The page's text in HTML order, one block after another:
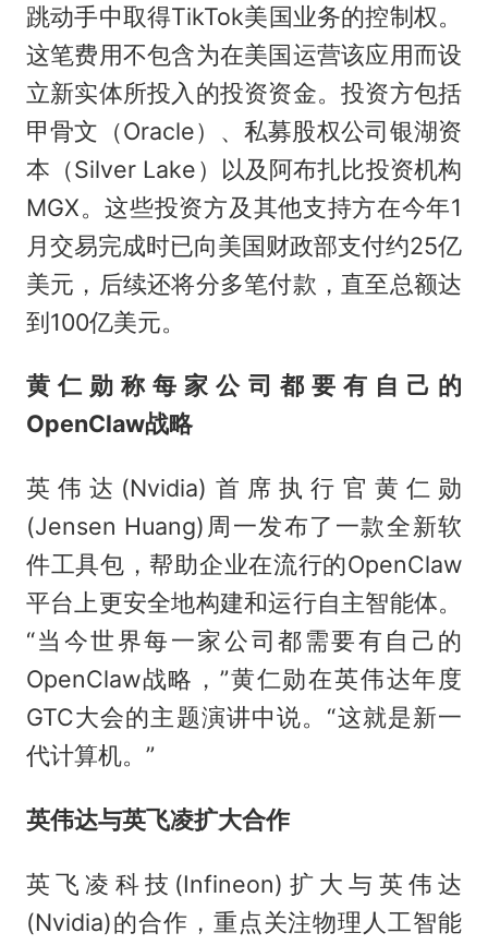
跳动手中取得TikTok美国业务的控制权。
这笔费用不包含为在美国运营该应用而设
立新实体所投入的投资资金。投资方包括
甲骨文（Oracle）、私募股权公司银湖资
本（Silver Lake）以及阿布扎比投资机构
MGX。这些投资方及其他支持方在今年1
月交易完成时已向美国财政部支付约25亿
美元，后续还将分多笔付款，直至总额达
到100亿美元。
黄仁勋称每家公司都要有自己的
OpenClaw战略
英伟达(Nvidia)首席执行官黄仁勋
(Jensen Huang)周一发布了一款全新软
件工具包，帮助企业在流行的OpenClaw
平台上更安全地构建和运行自主智能体。
“当今世界每一家公司都需要有自己的
OpenClaw战略，”黄仁勋在英伟达年度
GTC大会的主题演讲中说。“这就是新一
代计算机。”
英伟达与英飞凌扩大合作
英飞凌科技(Infineon)扩大与英伟达
(Nvidia)的合作，重点关注物理人工智能